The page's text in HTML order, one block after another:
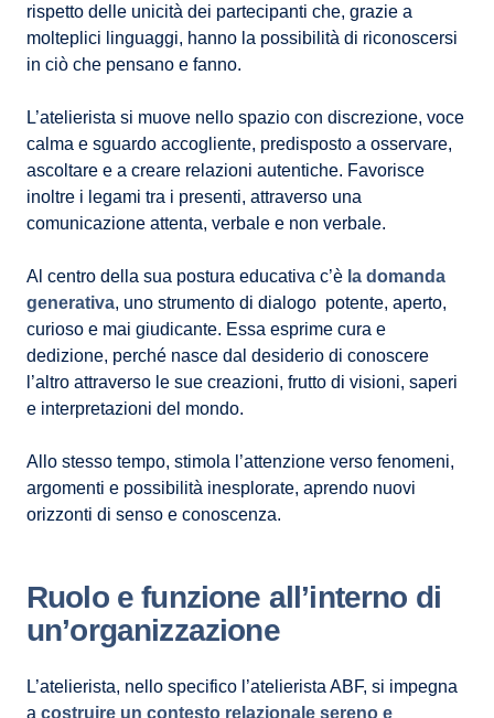
rispetto delle unicità dei partecipanti che, grazie a
molteplici linguaggi, hanno la possibilità di riconoscersi
in ciò che pensano e fanno.
L’atelierista si muove nello spazio con discrezione, voce
calma e sguardo accogliente, predisposto a osservare,
ascoltare e a creare relazioni autentiche. Favorisce
inoltre i legami tra i presenti, attraverso una
comunicazione attenta, verbale e non verbale.
Al centro della sua postura educativa c’è la domanda
generativa, uno strumento di dialogo potente, aperto,
curioso e mai giudicante. Essa esprime cura e
dedizione, perché nasce dal desiderio di conoscere
l’altro attraverso le sue creazioni, frutto di visioni, saperi
e interpretazioni del mondo.
Allo stesso tempo, stimola l’attenzione verso fenomeni,
argomenti e possibilità inesplorate, aprendo nuovi
orizzonti di senso e conoscenza.
Ruolo e funzione all’interno di
un’organizzazione
L’atelierista, nello specifico l’atelierista ABF, si impegna
a costruire un contesto relazionale sereno e